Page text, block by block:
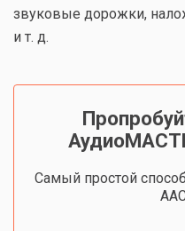
звуковые дорожки,
и т. д.
Cамый простой